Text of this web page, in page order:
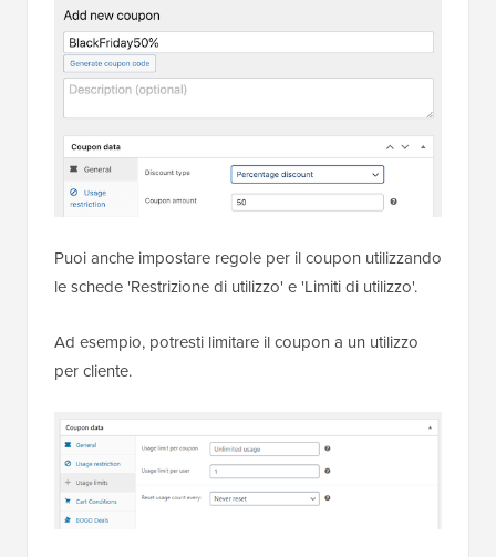
Puoi anche impostare regole per il coupon utilizzando
le schede 'Restrizione di utilizzo' e 'Limiti di utilizzo'.
Ad esempio, potresti limitare il coupon a un utilizzo
per cliente.